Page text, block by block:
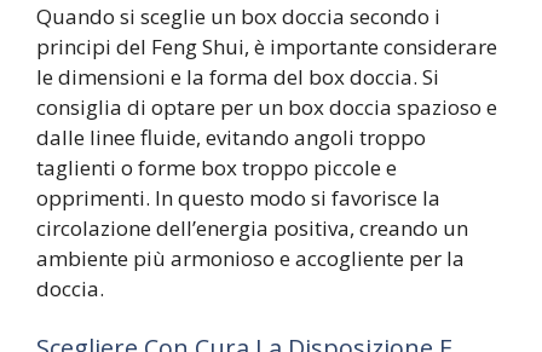
Quando si sceglie un box doccia secondo i
principi del Feng Shui, è importante considerare
le dimensioni e la forma del box doccia. Si
consiglia di optare per un box doccia spazioso e
dalle linee fluide, evitando angoli troppo
taglienti o forme box troppo piccole e
opprimenti. In questo modo si favorisce la
circolazione dell’energia positiva, creando un
ambiente più armonioso e accogliente per la
doccia.